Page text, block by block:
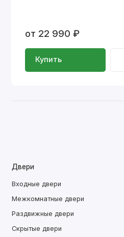
от 22 990 ₽
Купить
Двери
Входные двери
Межкомнатные двери
Раздвижные двери
Скрытые двери